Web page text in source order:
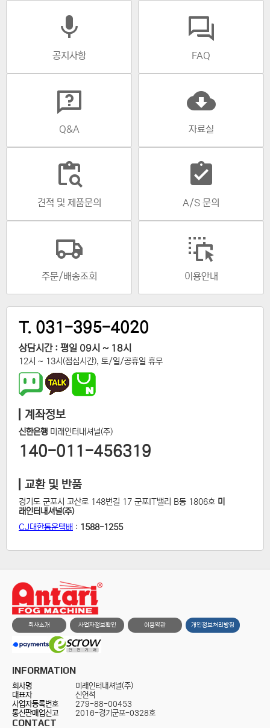
mic
공지사항 FAQ
Q&A
cloud_download
자료실
content_paste_search
견적 및 제품문의
assignment_turned_in
A/S 문의
주문/배송조회 이용안내
T. 031-395-4020
상담시간 : 평일 09시 ~ 18시
12시 ~ 13시(점심시간), 토/일/공휴일 휴무
계좌정보
신한은행 미래인터내셔널(주)
140-011-456319
교환 및 반품
경기도 군포시 고산로 148번길 17 군포IT밸리 B동 1806호 미
래인터내셔널(주)
CJ대한통운택배 : 1588-1255
회사소개 사업자정보확인 이용약관 개인정보처리방침
INFORMATION
회사명
미래인터내셔널(주)
대표자
신언석
사업자등록번호
279-88-00453
통신판매업신고
2016-경기군포-0328호
CONTACT